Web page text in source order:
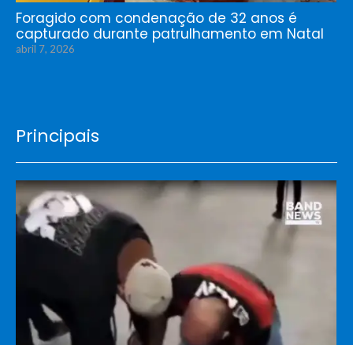
Foragido com condenação de 32 anos é
capturado durante patrulhamento em Natal
abril 7, 2026
Principais